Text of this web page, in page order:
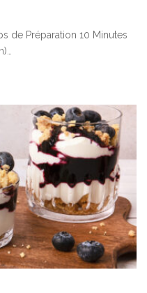
de Préparation 10 Minutes